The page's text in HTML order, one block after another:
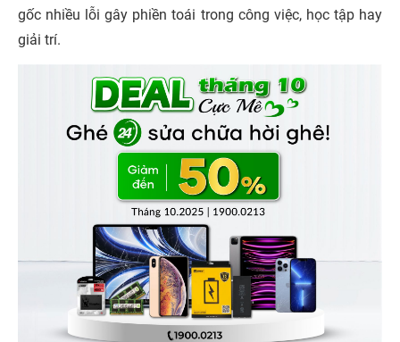
gốc nhiều lỗi gây phiền toái trong công việc, học tập hay
giải trí.